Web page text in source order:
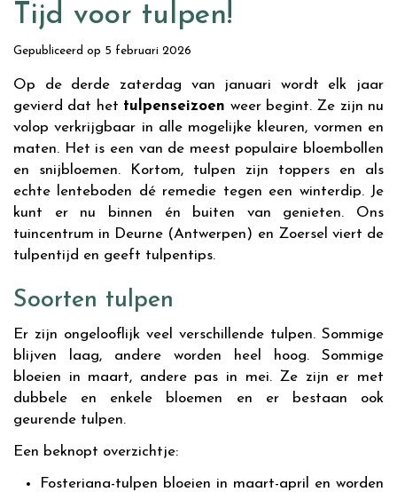
Tijd voor tulpen!
Gepubliceerd op 5 februari 2026
Op de derde zaterdag van januari wordt elk jaar
gevierd dat het tulpenseizoen weer begint. Ze zijn nu
volop verkrijgbaar in alle mogelijke kleuren, vormen en
maten. Het is een van de meest populaire bloembollen
en snijbloemen. Kortom, tulpen zijn toppers en als
echte lenteboden dé remedie tegen een winterdip. Je
kunt er nu binnen én buiten van genieten. Ons
tuincentrum in Deurne (Antwerpen) en Zoersel viert de
tulpentijd en geeft tulpentips.
Soorten tulpen
Er zijn ongelooflijk veel verschillende tulpen. Sommige
blijven laag, andere worden heel hoog. Sommige
bloeien in maart, andere pas in mei. Ze zijn er met
dubbele en enkele bloemen en er bestaan ook
geurende tulpen.
Een beknopt overzichtje:
Fosteriana-tulpen bloeien in maart-april en worden